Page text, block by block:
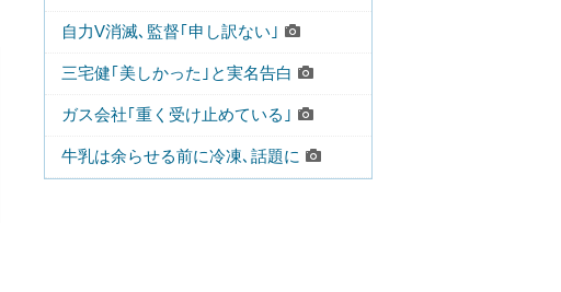
自力V消滅､監督｢申し訳ない｣
三宅健｢美しかった｣と実名告白
ガス会社｢重く受け止めている｣
牛乳は余らせる前に冷凍､話題に